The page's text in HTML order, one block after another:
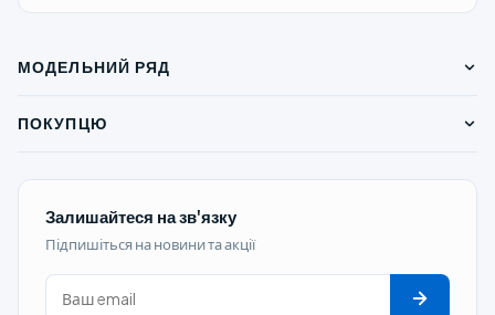
МОДЕЛЬНИЙ РЯД
ПОБУТОВІ КОНДИЦІОНЕРИ INVERTER
ПІДЛОГОВО-СТЕЛЬОВІ INVERTER
МОБІЛЬНІ КОНДИЦІОНЕРИ
МУЛЬТИ-СПЛІТ СИСТЕМИ
ПОКУПЦЮ
ДОКУМЕНТAЦІЯ
СПОЖИВАЧЕВІ
КОНТАКТИ
Залишайтеся на зв'язку
Підпишіться на новини та акції